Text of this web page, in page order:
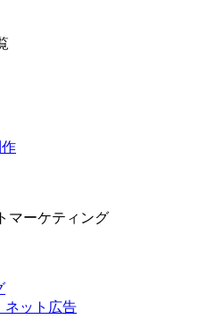
マーケティング
ネット広告